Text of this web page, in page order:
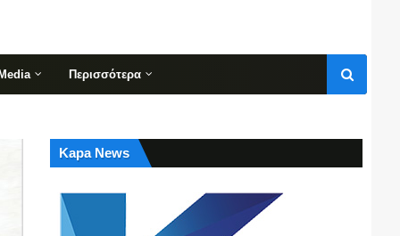
Περισσότερα
Kapa News